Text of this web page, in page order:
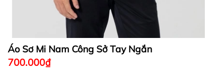
Áo Sơ Mi Nam Công Sở Tay Ngắn
700.000₫